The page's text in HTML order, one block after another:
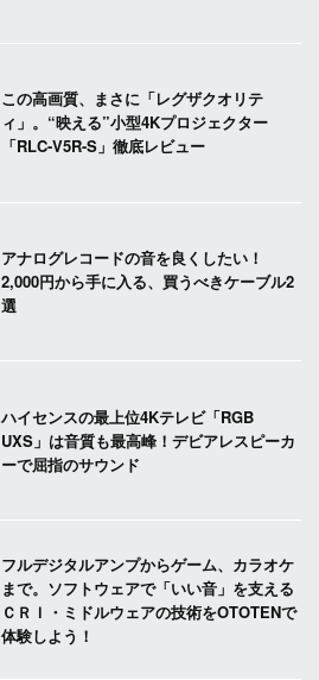
この高画質、まさに「レグザクオリテ
ィ」。“映える”小型4Kプロジェクター
「RLC-V5R-S」徹底レビュー
アナログレコードの音を良くしたい！
2,000円から手に入る、買うべきケーブル2
選
ハイセンスの最上位4Kテレビ「RGB
UXS」は音質も最高峰！デビアレスピーカ
ーで屈指のサウンド
フルデジタルアンプからゲーム、カラオケ
まで。ソフトウェアで「いい音」を支える
ＣＲＩ・ミドルウェアの技術をOTOTENで
体験しよう！